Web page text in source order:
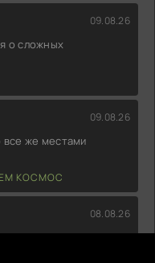
09.08.26
о сложных
09.08.26
все же местами
КОСМОС
08.08.26
Визуальные эффекты